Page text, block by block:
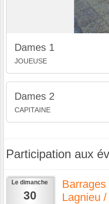
Dames 1
JOUEUSE
Dames 2
CAPITAINE
Participation aux
Le dimanche
30
Lagnieu